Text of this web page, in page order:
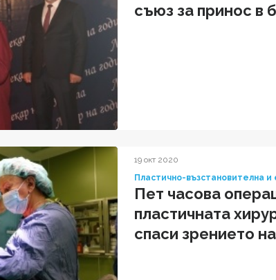
съюз за принос в
19 окт 2020
Пластично-възстановителна и
Пет часова
пластичната
спаси зрението